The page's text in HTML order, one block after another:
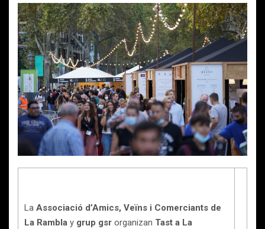
La Associació d’Amics, Veïns i Comerciants de
La Rambla y grup gsr organizan Tast a La